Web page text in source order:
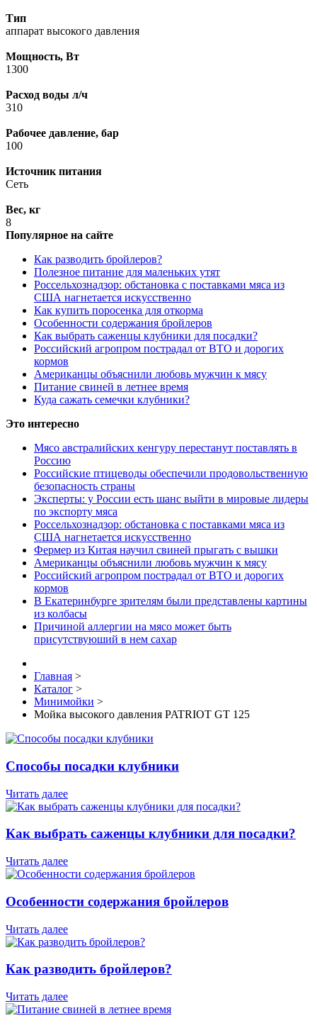
Тип
аппарат высокого давления
Мощность, Вт
1300
Расход воды л/ч
310
Рабочее давление, бар
100
Источник питания
Сеть
Вес, кг
8
Популярное на сайте
Как разводить бройлеров?
Полезное питание для маленьких утят
Россельхознадзор: обстановка с поставками мяса из
США нагнетается искусственно
Как купить поросенка для откорма
Особенности содержания бройлеров
Как выбрать саженцы клубники для посадки?
Российский агропром пострадал от ВТО и дорогих
кормов
Американцы объяснили любовь мужчин к мясу
Питание свиней в летнее время
Куда сажать семечки клубники?
Это интересно
Мясо австралийских кенгуру перестанут поставлять в
Россию
Российские птицеводы обеспечили продовольственную
безопасность страны
Эксперты: у России есть шанс выйти в мировые лидеры
по экспорту мяса
Россельхознадзор: обстановка с поставками мяса из
США нагнетается искусственно
Фермер из Китая научил свиней прыгать с вышки
Американцы объяснили любовь мужчин к мясу
Российский агропром пострадал от ВТО и дорогих
кормов
В Екатеринбурге зрителям были представлены картины
из колбасы
Причиной аллергии на мясо может быть
присутствуюший в нем сахар
Главная >
Каталог >
Минимойки >
Мойка высокого давления PATRIOT GT 125
Способы посадки клубники
Читать далее
Как выбрать саженцы клубники для посадки?
Читать далее
Особенности содержания бройлеров
Читать далее
Как разводить бройлеров?
Читать далее